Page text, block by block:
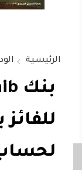
الرئيسية
للفائز